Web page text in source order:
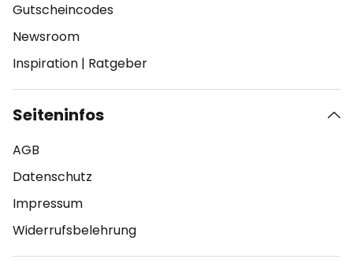
Gutscheincodes
Newsroom
Inspiration | Ratgeber
Seiteninfos
AGB
Datenschutz
Impressum
Widerrufsbelehrung